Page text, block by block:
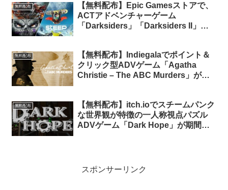
無料配布
【無料配布】Epic Gamesストアで、
ACTアドベンチャーゲーム
「Darksiders」「Darksiders II」、
無料配布
【無料配布】Indiegalaでポイント＆
クリック型ADVゲーム「Agatha
Christie – The ABC Murders」が期
無料配布
【無料配布】itch.ioでスチームパンク
な世界観が特徴の一人称視点パズル
ADVゲーム「Dark Hope」が期間限
スポンサーリンク